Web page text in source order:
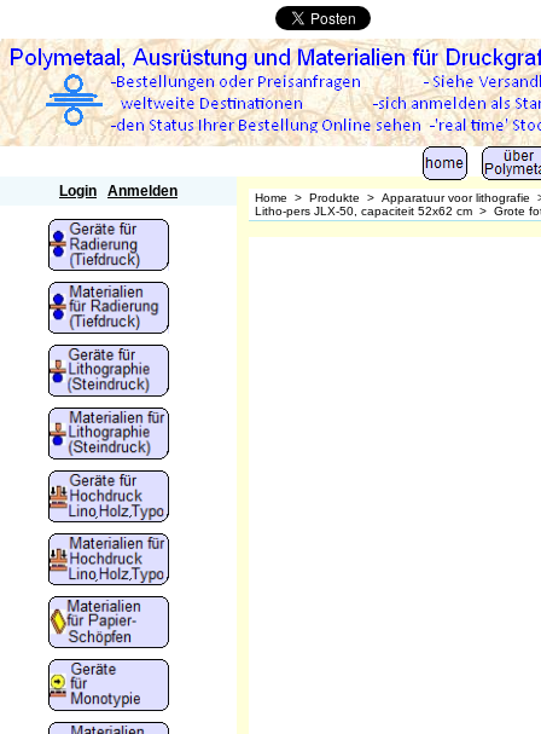
Login Anmelden Home > Produkte > Apparatuur voor lithografie
Litho-pers JLX-50, capaciteit 52x62 cm > Grote